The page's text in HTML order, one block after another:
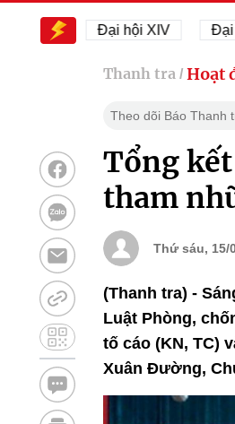
Đại hội XIV Đại hội
Thanh tra / Hoạt
Theo dõi Báo Thanh
Tổng
tham
Thứ sáu, 15/
(Thanh tra) -
Luật Phòng,
tố cáo (KN, TC)
Xuân Đường,